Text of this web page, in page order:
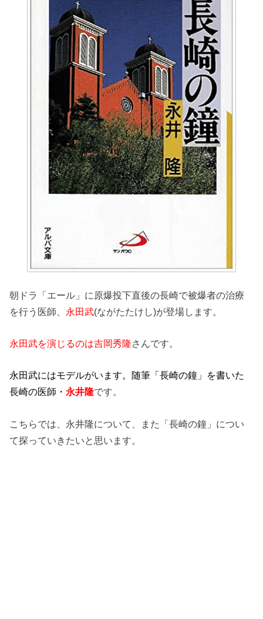
朝ドラ「エール」に原爆投下直後の長崎で被爆者の治療
を行う医師、 永田武(ながたたけし)が登場します。
永田武を演じるのは吉岡秀隆さんです。
永田武にはモデルがいます。随筆「長崎の鐘」を書いた
長崎の医師・ 永井隆です。
こちらでは、永井隆について、また「長崎の鐘」につい
て探っていきたいと思います。